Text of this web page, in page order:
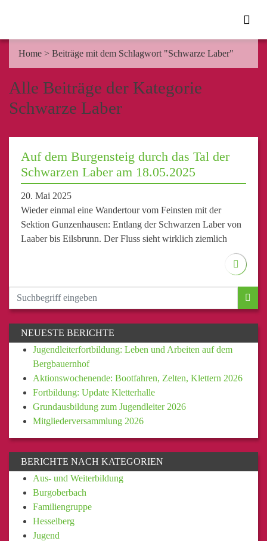
Home > Beiträge mit dem Schlagwort "Schwarze Laber"
Alle Beiträge der Kategorie
Schwarze Laber
Auf dem Burgensteig durch das Tal der
Schwarzen Laber am 18.05.2025
20. Mai 2025
Wieder einmal eine Wandertour vom Feinsten mit der
Sektion Gunzenhausen: Entlang der Schwarzen Laber von
Laaber bis Eilsbrunn. Der Fluss sieht wirklich ziemlich
NEUESTE BERICHTE
Jugendleiterfortbildung: Leben und Arbeiten auf dem
Bergbauernhof
Aktionswochenende: Bootfahren, Zelten, Klettern 2026
Fortbildung: Update Kletterhalle
Grundausbildung zum Jugendleiter 2026
Mitgliederversammlung 2026
BERICHTE NACH KATEGORIEN
Aus- und Weiterbildung
Burgoberbach
Familiengruppe
Hesselberg
Jugend